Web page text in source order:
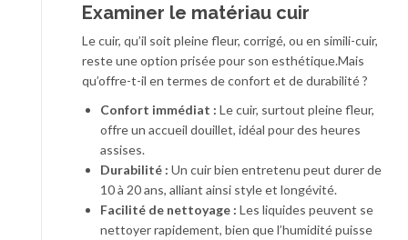
Examiner le matériau cuir
Le cuir, qu’il soit pleine fleur, corrigé, ou en simili-cuir,
reste une option prisée pour son esthétique.Mais
qu’offre-t-il en termes de confort et de durabilité ?
Confort immédiat : Le cuir, surtout pleine fleur,
offre un accueil douillet, idéal pour des heures
assises.
Durabilité : Un cuir bien entretenu peut durer de
10 à 20 ans, alliant ainsi style et longévité.
Facilité de nettoyage : Les liquides peuvent se
nettoyer rapidement, bien que l’humidité puisse